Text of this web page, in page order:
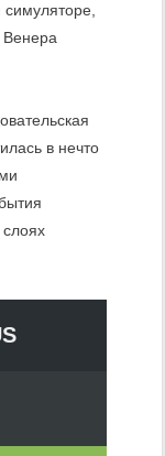
Венера
в нечто
слоях